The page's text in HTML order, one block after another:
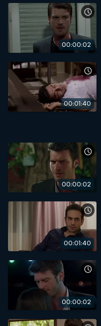
00:00:02
00:01:40
00:00:02
00:01:40
00:00:02